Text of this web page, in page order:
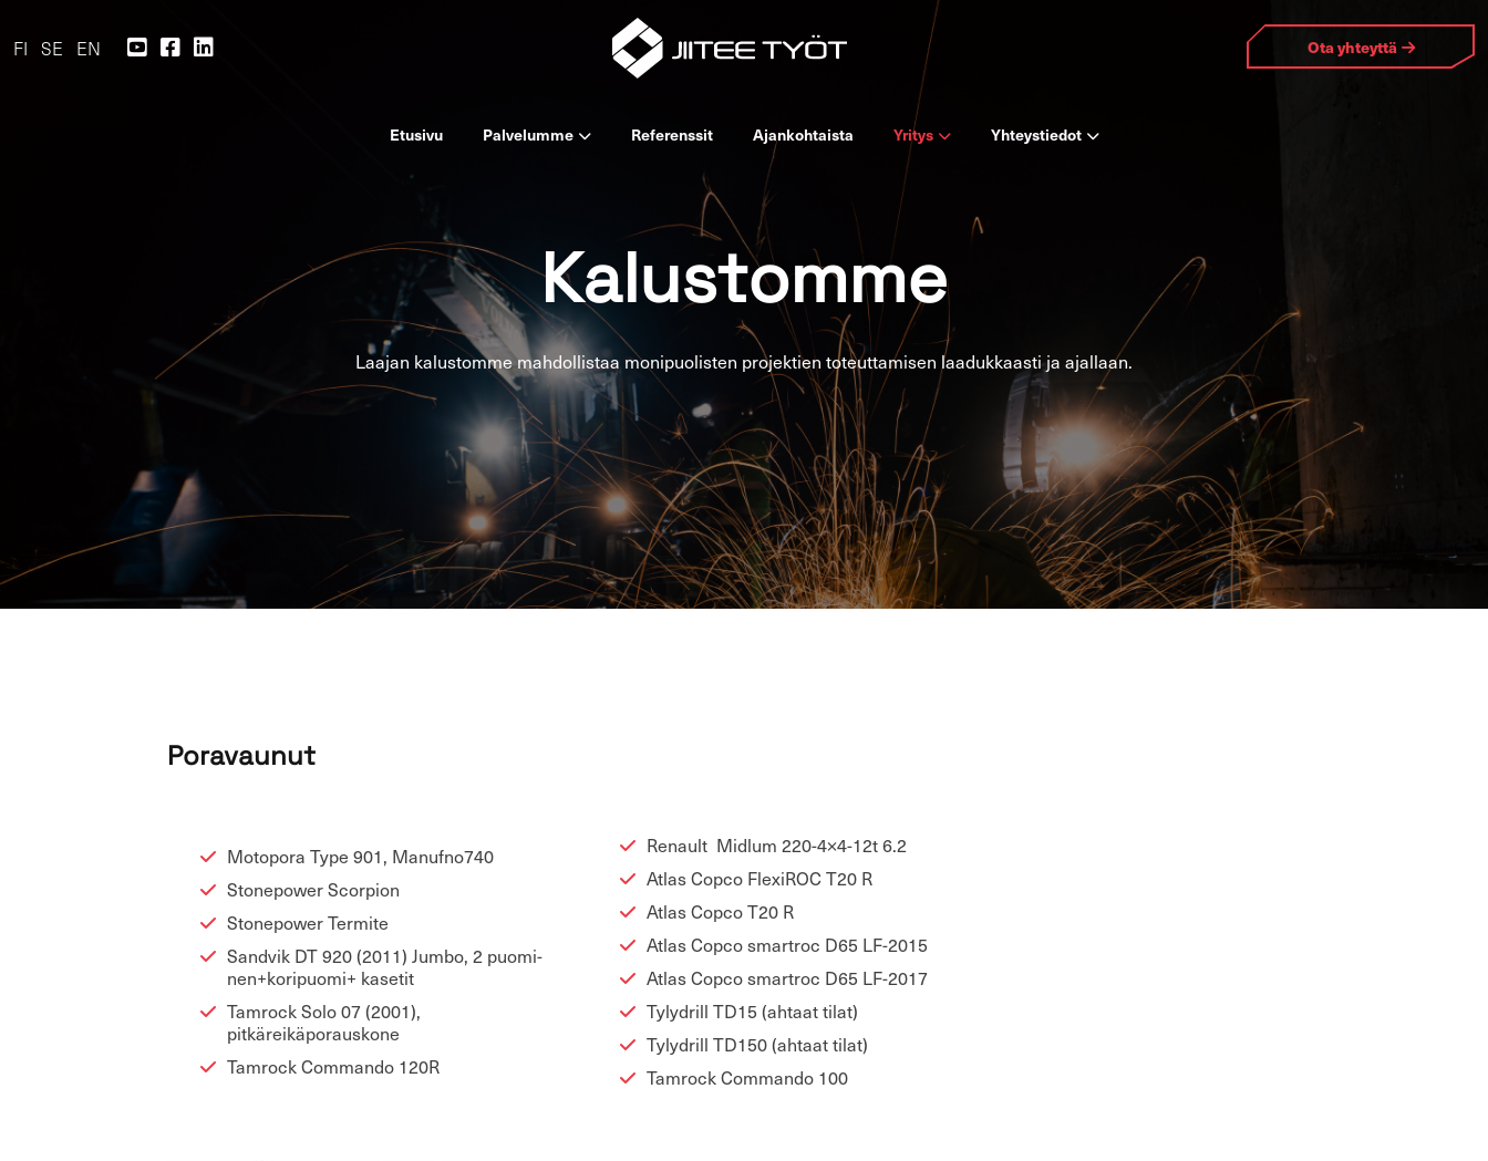
FI SE EN Ota yh­teyt­tä
Etusi­vu Pal­ve­lum­me Re­fe­rens­sit Ajan­koh­tais­ta Yri­tys Yh­teys­tie­dot
Ka­lus­tom­me
Laa­jan ka­lus­tom­me mah­dol­lis­taa mo­ni­puo­lis­ten pro­jek­tien to­teut­ta­mi­sen laa­duk­kaas­ti ja ajal­laan.
Po­ra­vau­nut
Mo­to­po­ra Type 901, Ma­nuf­no740
Stonepower Scor­pion
Stonepower Ter­mi­te
Sand­vik DT 920 (2011) Jumbo, 2 puo­mi­
nen+ko­ri­puo­mi+ ka­se­tit
Tam­rock Solo 07 (2001),
pit­kä­rei­kä­po­raus­ko­ne
Tam­rock Com­man­do 120R
Re­nault Mid­lum 220-4×4-12t 6.2
Atlas Copco FlexiROC T20 R
Atlas Copco T20 R
Atlas Copco smart­roc D65 LF-2015
Atlas Copco smart­roc D65 LF-2017
Ty­lydrill TD15 (ah­taat tilat)
Ty­lydrill TD150 (ah­taat tilat)
Tam­rock Com­man­do 100